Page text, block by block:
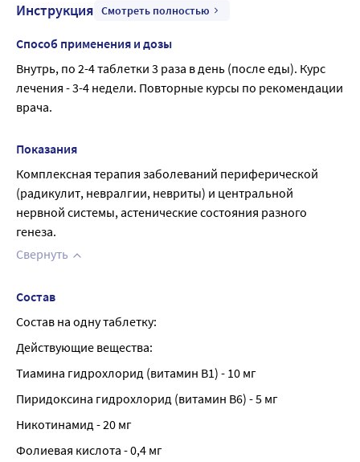
Инструкция Смотреть полностью
Способ применения и дозы
Внутрь, по 2-4 таблетки 3 раза в день (после еды). Курс
лечения - 3-4 недели. Повторные курсы по рекомендации
врача.
Показания
Комплексная терапия заболеваний периферической
(радикулит, невралгии, невриты) и центральной
нервной системы, астенические состояния разного
генеза.
Свернуть
Состав
Состав на одну таблетку:
Действующие вещества:
Тиамина гидрохлорид (витамин В1) - 10 мг
Пиридоксина гидрохлорид (витамин В6) - 5 мг
Никотинамид - 20 мг
Фолиевая кислота - 0,4 мг